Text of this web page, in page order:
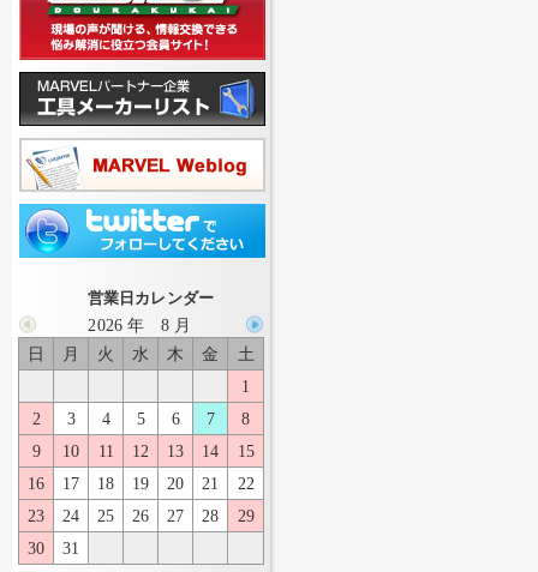
営業日カレンダー
2026 年 8 月
日
月 火 水 木 金
土
1
2
3 4 5 6 7
8
9
10 11 12 13 14
15
16
17 18 19 20 21
22
23
24 25 26 27 28
29
30
31